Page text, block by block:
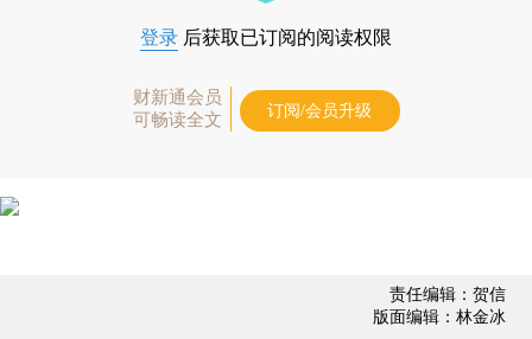
登录 后获取已订阅的阅读权限
财新通会员
可畅读全文
订阅/会员升级
责任编辑：贺信
版面编辑：林金冰